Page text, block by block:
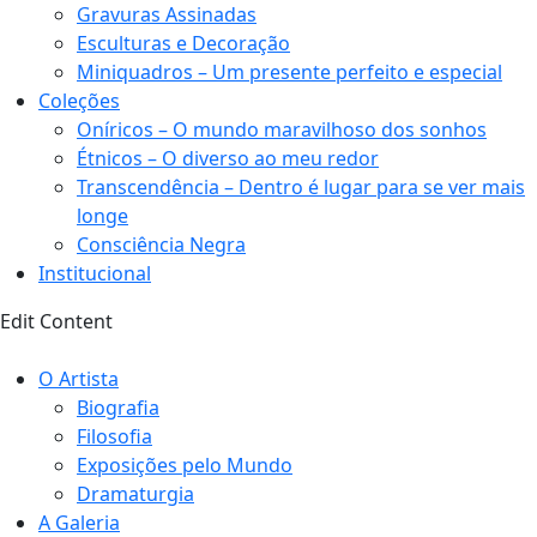
Gravuras Assinadas
Esculturas e Decoração
Miniquadros – Um presente perfeito e especial
Coleções
Oníricos – O mundo maravilhoso dos sonhos
Étnicos – O diverso ao meu redor
Transcendência – Dentro é lugar para se ver mais
longe
Consciência Negra
Institucional
Edit Content
O Artista
Biografia
Filosofia
Exposições pelo Mundo
Dramaturgia
A Galeria